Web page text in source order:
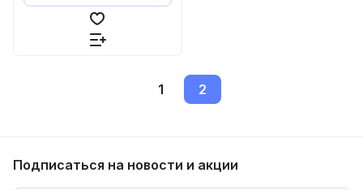
1 2
Подписаться на новости и акции